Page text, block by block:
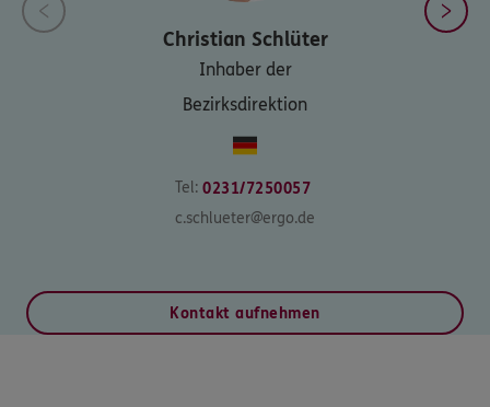
Christian Schlüter
Inhaber der
Bezirksdirektion
Tel: 0231/7250057
c.schlueter@ergo.de
Kontakt aufnehmen